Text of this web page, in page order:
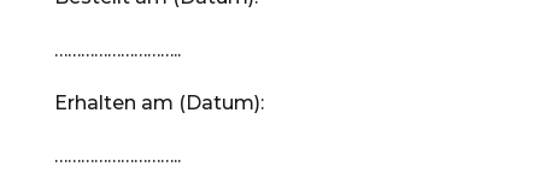
………………………..
Erhalten am (Datum):
………………………..